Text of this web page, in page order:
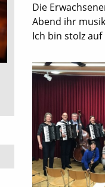
Die
Abend ihr
Ich bin stolz auf